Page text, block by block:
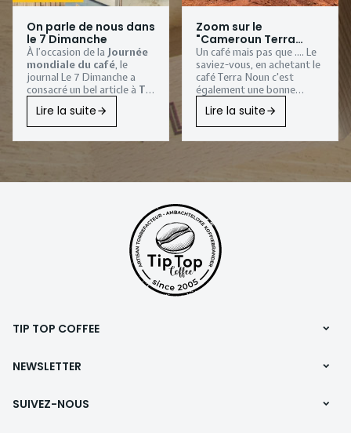
On parle de nous dans
le 7 Dimanche
À l’occasion de la Journée
mondiale du café, le
journal Le 7 Dimanche a
consacré un bel article à Tip
torréfaction artisanale
installée àSombreffe
Une belle reconnaissance
Lire la suite
Zoom sur le
"Cameroun Terra
Noun"
Un café mais pas que .... Le
saviez-vous, en achetant le
café Terra Noun c'est
également une bonne
Lire la suite
NEWSLETTER
SUIVEZ-NOUS
TIP TOP COFFEE